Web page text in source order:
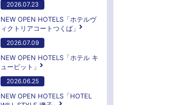
2026.07.23
NEW OPEN HOTELS「ホテルヴ
ィクトリアコートつくば」
2026.07.09
NEW OPEN HOTELS「ホテル キ
ューピット」
2026.06.25
NEW OPEN HOTELS「HOTEL